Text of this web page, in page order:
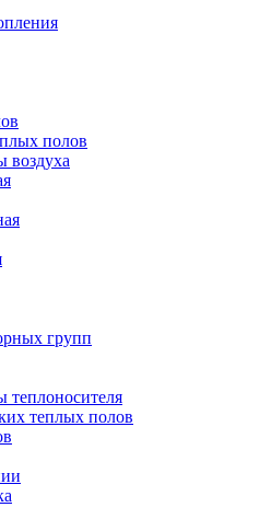
полов
воздуха
групп
теплоносителя
теплых полов